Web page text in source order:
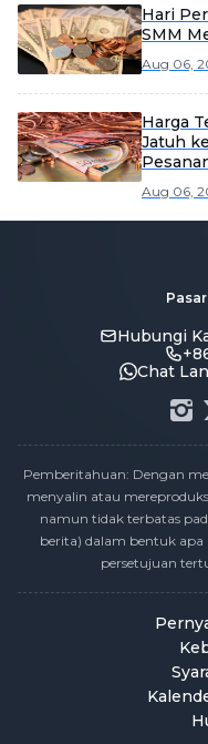
Hari
SMM
Aug 06,
Harga
Jatuh
Aug 06,
Hubungi
Chat
Pemberitahuan: Dengan
menyalin atau
namun tidak terbatas
berita) dalam bentuk
persetujuan